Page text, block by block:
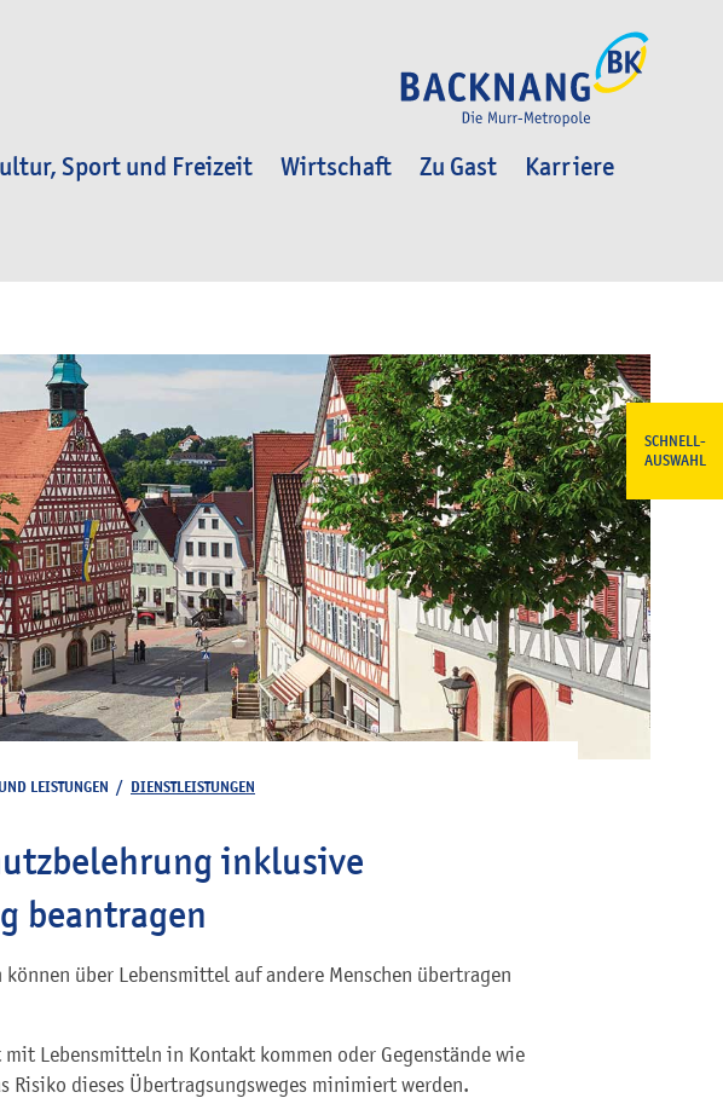
Sport und Freizeit Wirtschaft Zu Gast
Karriere
SCHNELL-
AUSWAHL
LEISTUNGEN / DIENSTLEISTUNGEN
inklusive
beantragen
über Lebensmittel auf andere Menschen übertragen
Lebensmitteln in Kontakt kommen oder Gegenstände wie
Risiko dieses Übertragsungsweges minimiert werden.